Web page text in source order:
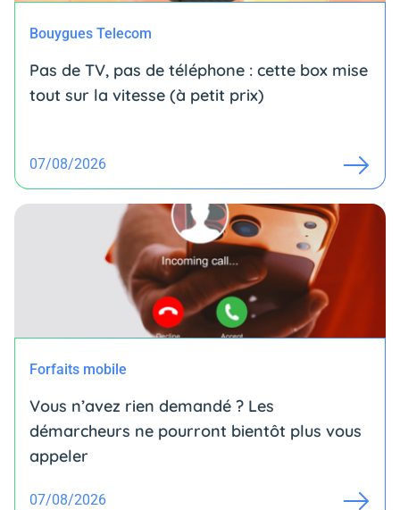
Bouygues Telecom
Pas de TV, pas de téléphone : cette box mise
tout sur la vitesse (à petit prix)
07/08/2026
Forfaits mobile
Vous n’avez rien demandé ? Les
démarcheurs ne pourront bientôt plus vous
appeler
07/08/2026